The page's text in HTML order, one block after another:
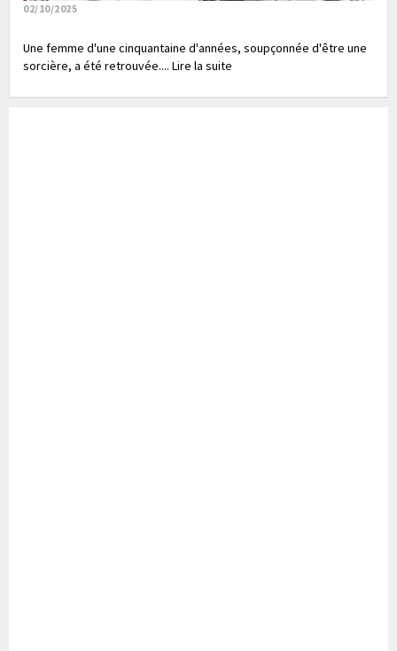
02/10/2025
Une femme d'une cinquantaine d'années, soupçonnée d'être une
sorcière, a été retrouvée.... Lire la suite